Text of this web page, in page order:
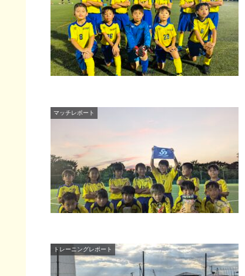
マッチレポート
トレーニングレポート